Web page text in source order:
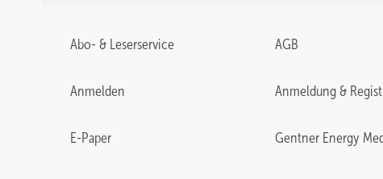
Abo- & Leserservice AGB
Anmelden Anmeldung &
E-Paper Gentner Energy